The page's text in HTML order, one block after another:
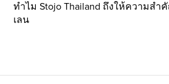
ทำไม Stojo Thailand ถึงให้ความส
เลน